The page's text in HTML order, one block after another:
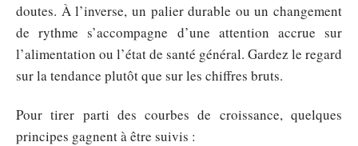
doutes. À l’inverse, un palier durable ou un changement
de rythme s’accompagne d’une attention accrue sur
l’alimentation ou l’état de santé général. Gardez le regard
sur la tendance plutôt que sur les chiffres bruts.
Pour tirer parti des courbes de croissance, quelques
principes gagnent à être suivis :